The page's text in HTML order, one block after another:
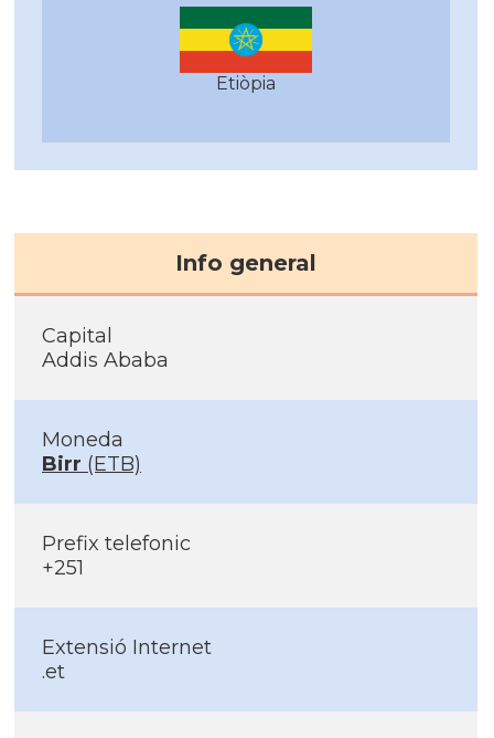
Etiòpia
Info general
Capital
Addis Ababa
Moneda
Birr (ETB)
Prefix telefonic
+251
Extensió Internet
.et